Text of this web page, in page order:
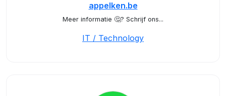
appelken.be
Meer informatie 🤔? Schrijf ons...
IT / Technology